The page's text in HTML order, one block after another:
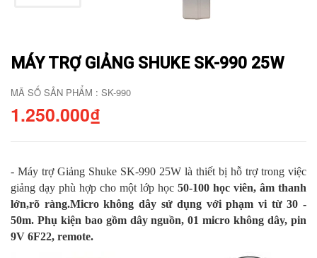
MÁY TRỢ GIẢNG SHUKE SK-990 25W
MÃ SỐ SẢN PHẨM : SK-990
1.250.000₫
- Máy trợ Giảng Shuke SK-990 25W là thiết bị hỗ trợ trong việc
giảng dạy phù hợp cho một lớp học 50-100 học viên, âm thanh
lớn,rõ ràng.Micro không dây sử dụng với phạm vi từ30 -
50m. Phụ kiện bao gồmdây nguồn, 01 micro không dây, pin
9V 6F22, remote.